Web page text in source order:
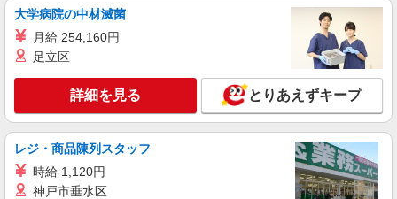
派遣社員 紹介予定派遣
株式会社シエロ
【softbank】人気機種に詳しくなれる携帯販
売
時給1400円〜1700円（経験・能力による） ※
残業代支給 ★交通費別途支給（規定あり） ゜
+゜・。○。・゜+゜・。○。・゜+゜ 入社祝い金10
万円支給(規定有) お友達を紹介頂くと, インセンテ
有）★ ゜・。○。・゜+゜・。○。・゜+゜
広島県東広島市のsoftbankショップ
キープ 詳細を見る
大学病院の中材滅菌
月給 254,160円
足立区
詳細を見る とりあえずキープ
レジ・商品陳列スタッフ
時給 1,120円
神戸市垂水区